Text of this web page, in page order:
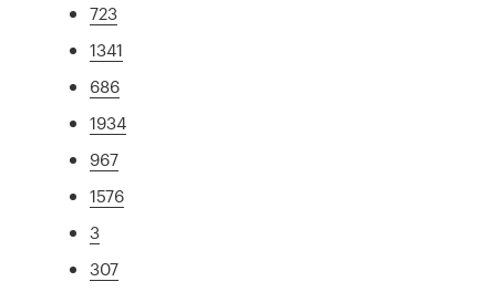
723
1341
686
1934
967
1576
3
307